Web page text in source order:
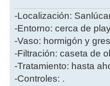
-Localización:
-Entorno: cerca de
-Vaso: hormigón y
-Filtración: caseta de
-Tratamiento: hasta
-Controles: .